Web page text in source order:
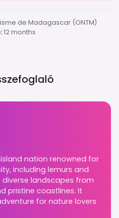
de Madagascar (ONTM)
12 months
nation renowned for
including lemurs and
landscapes from
pristine coastlines. It
for nature lovers